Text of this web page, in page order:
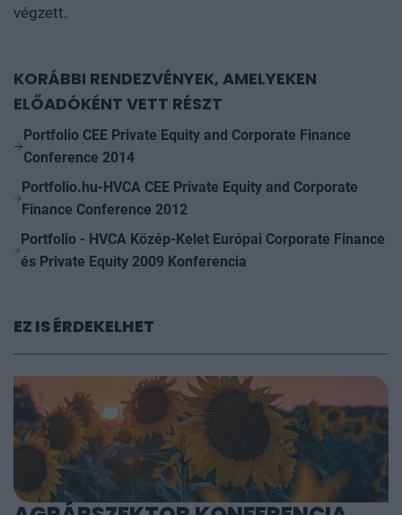
végzett.
KORÁBBI RENDEZVÉNYEK, AMELYEKEN
ELŐADÓKÉNT VETT RÉSZT
Portfolio CEE Private Equity and Corporate Finance
Conference 2014
Portfolio.hu-HVCA CEE Private Equity and Corporate
Finance Conference 2012
Portfolio - HVCA Közép-Kelet Európai Corporate Finance
és Private Equity 2009 Konferencia
EZ IS ÉRDEKELHET